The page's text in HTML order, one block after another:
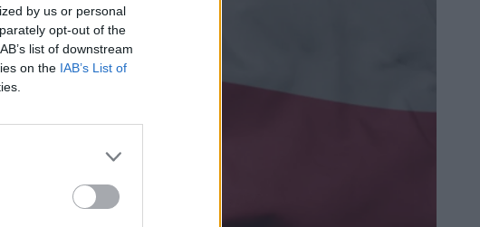
by us or personal
opt-out of the
list of downstream
on the IAB’s List of